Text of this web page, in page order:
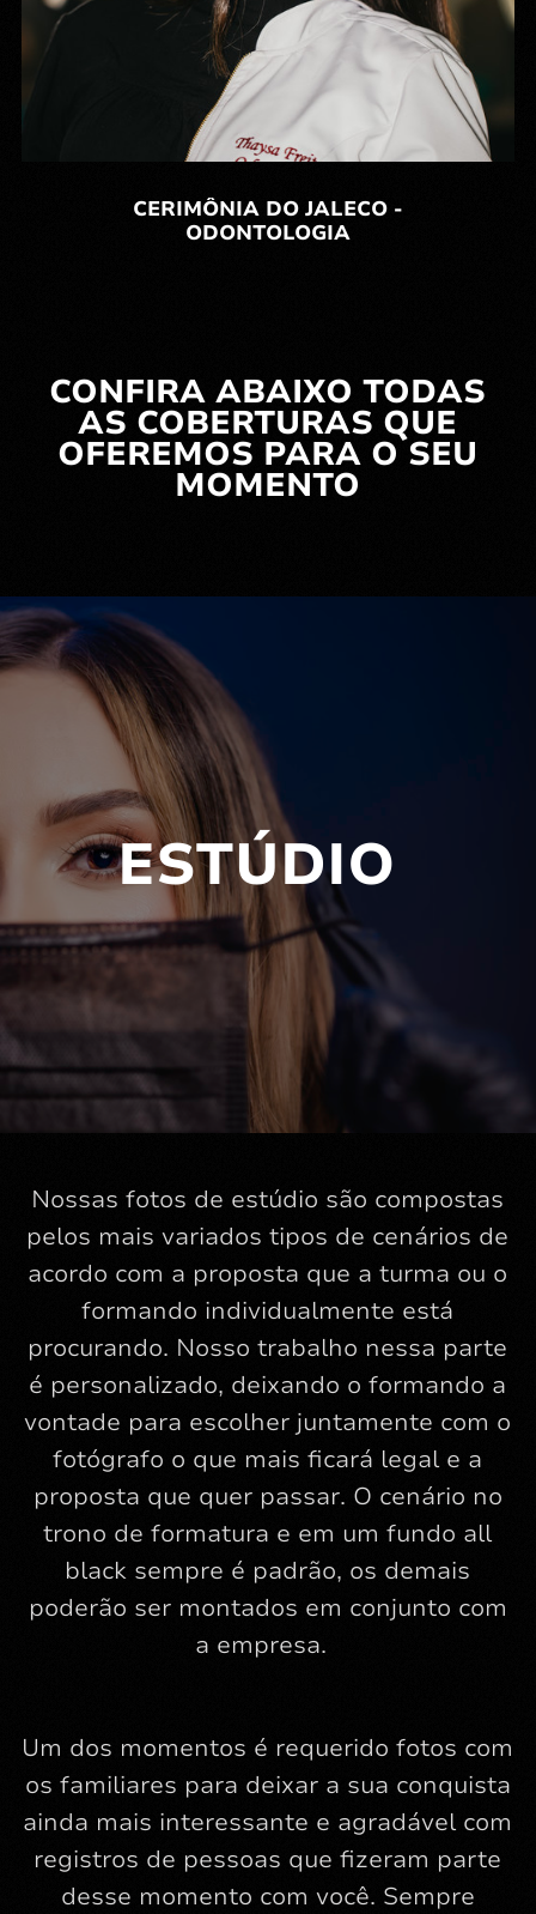
CERIMÔNIA DO JALECO -
ODONTOLOGIA
CONFIRA ABAIXO TODAS
AS COBERTURAS QUE
OFEREMOS PARA O SEU
MOMENTO
ESTÚDIO
Nossas fotos de estúdio são compostas
pelos mais variados tipos de cenários de
acordo com a proposta que a turma ou o
formando individualmente está
procurando. Nosso trabalho nessa parte
é personalizado, deixando o formando a
vontade para escolher juntamente com o
fotógrafo o que mais ficará legal e a
proposta que quer passar. O cenário no
trono de formatura e em um fundo all
black sempre é padrão, os demais
poderão ser montados em conjunto com
a empresa.
Um dos momentos é requerido fotos com
os familiares para deixar a sua conquista
ainda mais interessante e agradável com
registros de pessoas que fizeram parte
desse momento com você. Sempre